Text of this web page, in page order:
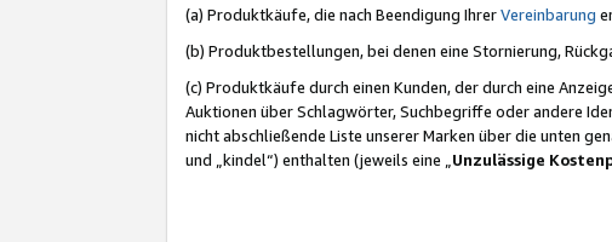
(a) Produktkäufe, die nach Beendigung IhrerVereinbarung
(b) Produktbestellungen, bei denen eine Stornierung,
(c) Produktkäufe durch einen Kunden, der durch eine
Auktionen über Schlagwörter, Suchbegriffe oder andere
nicht abschließende Liste unserer Marken über die unten
und „kindel“) enthalten (jeweils eine „ Unzulässige